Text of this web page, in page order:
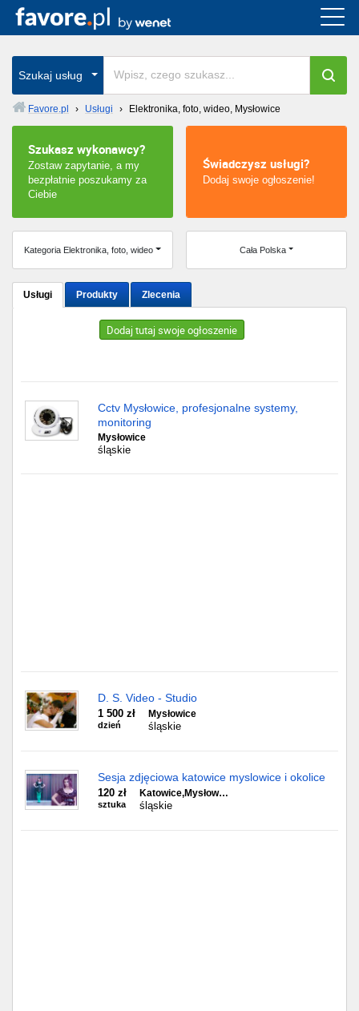
Szukaj usług
Favore.pl › Usługi › Elektronika, foto, wideo, Mysłowice
Szukasz wykonawcy?
Zostaw zapytanie, a my
bezpłatnie poszukamy za
Ciebie
Świadczysz usługi?
Dodaj swoje ogłoszenie!
Kategoria Elektronika, foto, wideo Cała Polska
Usługi Produkty Zlecenia
Dodaj tutaj swoje ogłoszenie
Cctv Mysłowice, profesjonalne systemy,
monitoring
Mysłowice
śląskie
D. S. Video - Studio
1 500 zł
dzień
Mysłowice
śląskie
Sesja zdjęciowa katowice myslowice i okolice
120 zł
sztuka
Katowice,Mysłow…
śląskie
Cała Polska
wszystkie w całym kraju
Warszawa
Wrocław
Poznań
Łódź
Chorzów
Częstochowa
Olsztyn